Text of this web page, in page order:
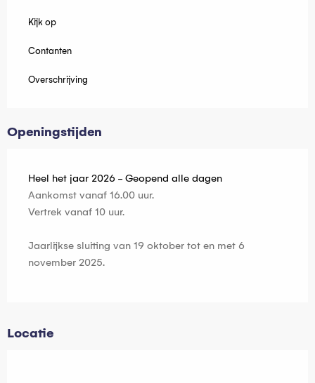
Kijk op
Contanten
Overschrijving
Openingstijden
Heel het jaar 2026 - Geopend alle dagen
Aankomst vanaf 16.00 uur.
Vertrek vanaf 10 uur.
Jaarlijkse sluiting van 19 oktober tot en met 6
november 2025.
Locatie